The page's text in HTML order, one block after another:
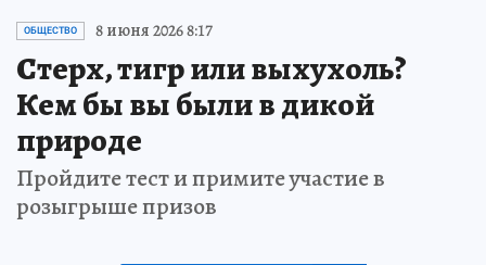
ОБЩЕСТВО 8 июня 2026 8:17
Стерх, тигр или выхухоль?
Кем бы вы были в дикой
природе
Пройдите тест и примите участие в
розыгрыше призов